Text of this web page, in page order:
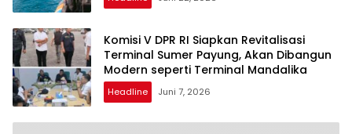
Komisi V DPR RI Siapkan Revitalisasi
Terminal Sumer Payung, Akan Dibangun
Modern seperti Terminal Mandalika
Headline Juni 7, 2026